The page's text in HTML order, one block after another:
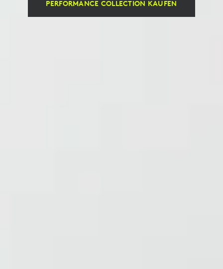
PERFORMANCE COLLECTION KAUFEN